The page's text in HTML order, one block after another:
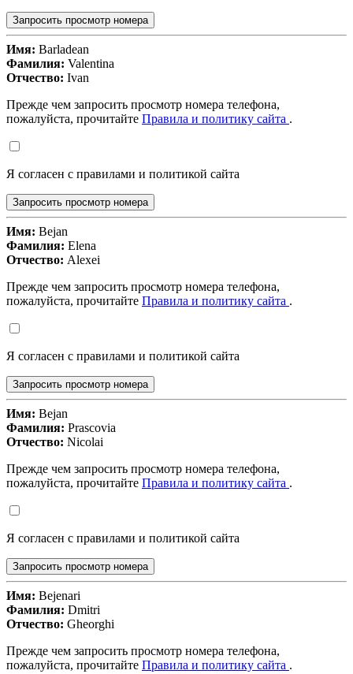
Запросить просмотр номера
Имя: Barladean
Фамилия: Valentina
Отчество: Ivan
Прежде чем запросить просмотр номера телефона,
пожалуйста, прочитайте Правила и политику сайта .
Я согласен с правилами и политикой сайта
Запросить просмотр номера
Имя: Bejan
Фамилия: Elena
Отчество: Alexei
Прежде чем запросить просмотр номера телефона,
пожалуйста, прочитайте Правила и политику сайта .
Я согласен с правилами и политикой сайта
Запросить просмотр номера
Имя: Bejan
Фамилия: Prascovia
Отчество: Nicolai
Прежде чем запросить просмотр номера телефона,
пожалуйста, прочитайте Правила и политику сайта .
Я согласен с правилами и политикой сайта
Запросить просмотр номера
Имя: Bejenari
Фамилия: Dmitri
Отчество: Gheorghi
Прежде чем запросить просмотр номера телефона,
пожалуйста, прочитайте Правила и политику сайта .